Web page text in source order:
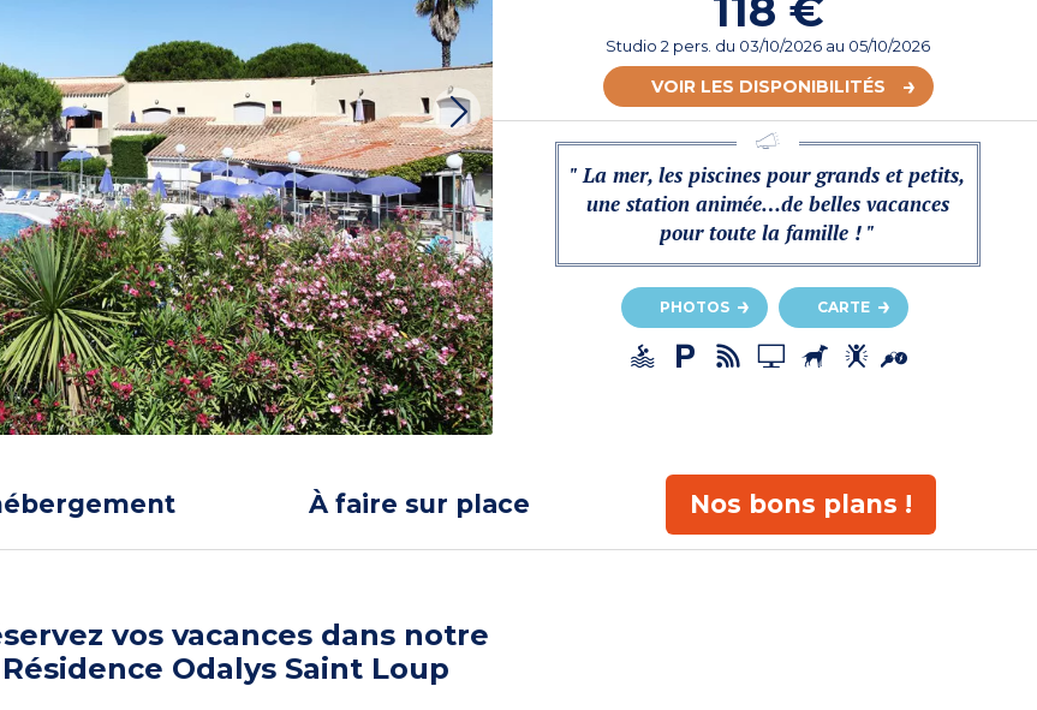
118 €
Studio 2 pers. du 03/10/2026 au 05/10/2026
VOIR LES DISPONIBILITÉS
" La mer, les piscines pour grands et petits,
une station animée…de belles vacances
pour toute la famille ! "
PHOTOS CARTE
À faire sur place Nos bons plans !
vos vacances dans notre
Résidence Odalys Saint Loup